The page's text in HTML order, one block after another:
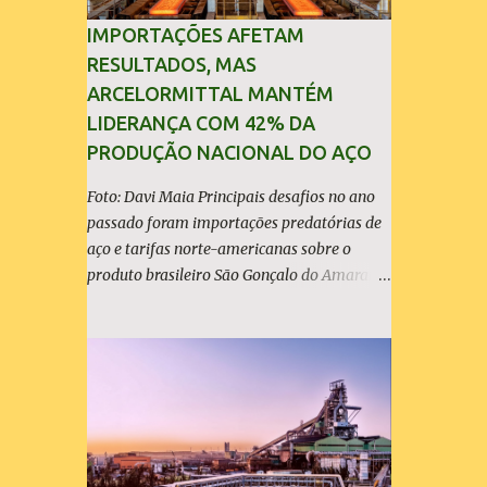
IMPORTAÇÕES AFETAM
RESULTADOS, MAS
ARCELORMITTAL MANTÉM
LIDERANÇA COM 42% DA
PRODUÇÃO NACIONAL DO AÇO
Foto: Davi Maia Principais desafios no ano
passado foram importações predatórias de
aço e tarifas norte-americanas sobre o
produto brasileiro São Gonçalo do Amarante
consolidados (*) relativos ao exercício de
sobretudo da China, e as tarifas impostas
pelo Governo dos Estados Unidos afetaram